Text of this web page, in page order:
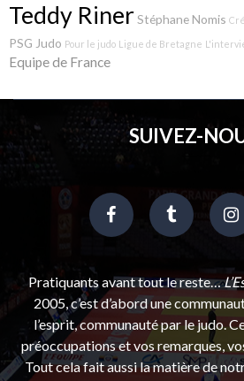
Teddy RinerStéphane Nomis
PSG Judo Pour le judo Ligue de Bretagne
Equipe de France
SUIVEZ-
Pratiquants avant tout le reste…
2005, c’est d’abord une
l’esprit, communauté par le judo.
préoccupations et vos remarques,
Tout cela fait aussi la matière de